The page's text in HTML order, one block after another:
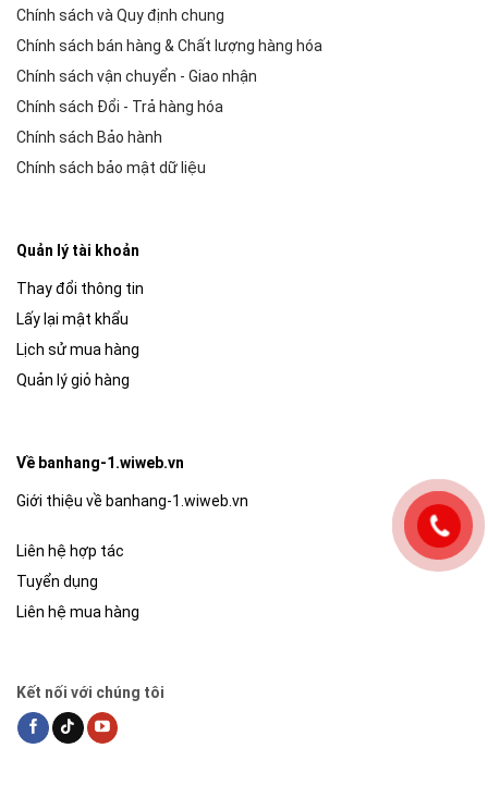
Chính sách và Quy định chung
Chính sách bán hàng & Chất lượng hàng hóa
Chính sách vận chuyển - Giao nhận
Chính sách Đổi - Trả hàng hóa
Chính sách Bảo hành
Chính sách bảo mật dữ liệu
Quản lý tài khoản
Thay đổi thông tin
Lấy lại mật khẩu
Lịch sử mua hàng
Quản lý giỏ hàng
Về banhang-1.wiweb.vn
Giới thiệu về banhang-1.wiweb.vn
Liên hệ hợp tác
Tuyển dụng
Liên hệ mua hàng
Kết nối với chúng tôi